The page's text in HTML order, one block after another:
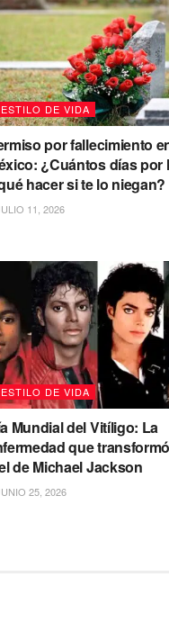
ESTILO DE VIDA
por fallecimiento
¿Cuántos días por
hacer si te lo niegan?
11, 2026
ESTILO DE VIDA
Mundial del Vitíligo: La
que
de Michael Jackson
25, 2026